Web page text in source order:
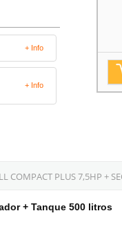
+ Info
+ Info
COMPACT PLUS 7,5HP +
+ Tanque 500 litros